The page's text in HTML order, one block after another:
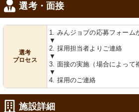
選考・面接
選考
プロセス
1. みんジョブの応募フォーム
▼
2. 採用担当者よりご連絡
▼
3. 面接の実施（場合によって
▼
4. 採用のご連絡
施設詳細